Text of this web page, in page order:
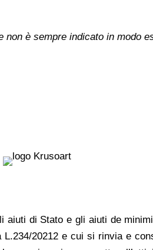
è sempre indicato in modo
aiuti di Stato e gli aiuti de
20212 e cui si rinvia e